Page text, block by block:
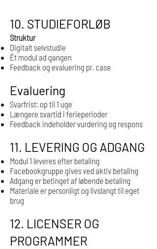
10. STUDIEFORLØB
Struktur
Digitalt selvstudie
Ét modul ad gangen
Feedback og evaluering pr. case
Evaluering
Svarfrist: op til 1 uge
Længere svartid i ferieperioder
Feedback indeholder vurdering og respons
11. LEVERING OG ADGANG
Modul 1 leveres efter betaling
Facebookgruppe gives ved aktiv betaling
Adgang er betinget af løbende betaling
Materiale er personligt og livslangt til eget
brug
12. LICENSER OG
PROGRAMMER